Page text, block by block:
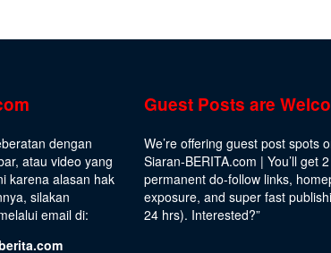
dengan
atau video yang
karena alasan hak
silakan
email di:
Guest Posts are
We’re offering guest post spots
Siaran-BERITA.com | You’ll get 2
permanent do-follow links,
exposure, and super fast
24 hrs). Interested?”